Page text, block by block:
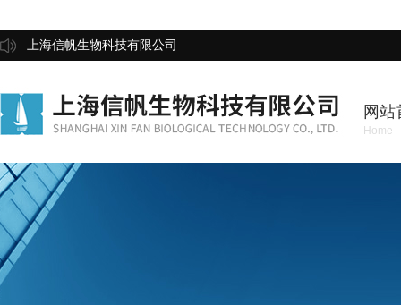
上海信帆生物科技有限公司
网站
Home